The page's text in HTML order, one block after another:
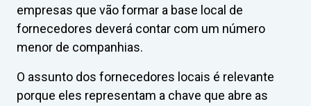
empresas que vão formar a base local de
fornecedores deverá contar com um número
menor de companhias.
O assunto dos fornecedores locais é relevante
porque eles representam a chave que abre as